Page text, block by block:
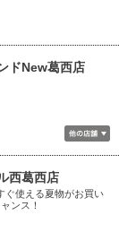
ドNew葛西店
西葛西店
ぐ使える夏物がお買い
ンス！